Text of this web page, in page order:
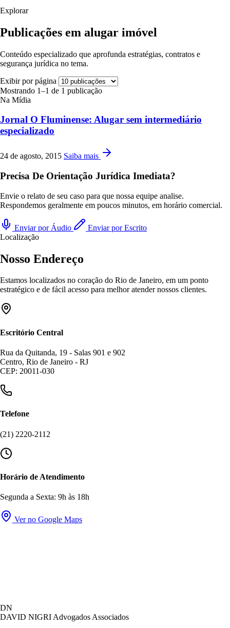
Explorar
Publicações em alugar imóvel
Conteúdo especializado que aprofunda estratégias, contratos e
segurança jurídica no tema.
Exibir por página
Mostrando 1–1 de 1 publicação
Na Mídia
Jornal O Fluminense: Alugar sem intermediário
especializado
24 de agosto, 2015 Saiba mais
Precisa De Orientação Jurídica Imediata?
Envie o relato de seu caso para que nossa equipe analise.
Respondemos geralmente em poucos minutos, em horário comercial.
Enviar por Áudio
Enviar por Escrito
Localização
Nosso Endereço
Estamos localizados no coração do Rio de Janeiro, em um ponto
estratégico e de fácil acesso para melhor atender nossos clientes.
Escritório Central
Rua da Quitanda, 19 - Salas 901 e 902
Centro, Rio de Janeiro - RJ
CEP: 20011-030
Telefone
(21) 2220-2112
Horário de Atendimento
Segunda a Sexta: 9h às 18h
Ver no Google Maps
DN
DAVID NIGRI Advogados Associados
Online agora